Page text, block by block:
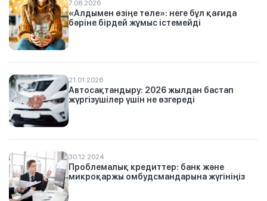
7.08.2026
«Алдымен өзіңе төле»: неге бұл қағида
бәріне бірдей жұмыс істемейді
21.01.2026
Автосақтандыру: 2026 жылдан бастап
жүргізушілер үшін не өзгереді
30.12.2024
Проблемалық кредиттер: банк және
микроқаржы омбудсмандарына жүгініңіз